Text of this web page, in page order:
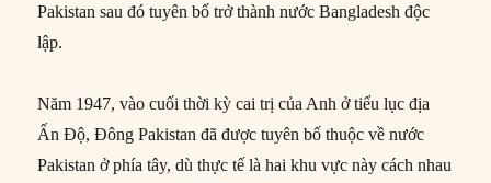
Pakistan sau đó tuyên bố trở thành nước Bangladesh độc
lập.
Năm 1947, vào cuối thời kỳ cai trị của Anh ở tiểu lục địa
Ấn Độ, Đông Pakistan đã được tuyên bố thuộc về nước
Pakistan ở phía tây, dù thực tế là hai khu vực này cách nhau